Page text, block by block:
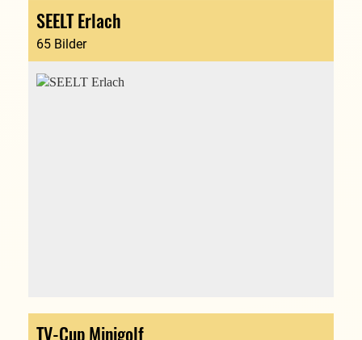
SEELT Erlach
65 Bilder
TV-Cup Minigolf